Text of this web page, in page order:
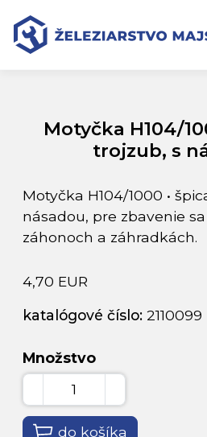
Preskočiť na obsah
Preskočiť na hlavné menu
Úvodná stránka
Motyčka H104/1000 • špicatá-
Motyčka H104/
trojzub, s
Motyčka H104/1000 •
násadou, pre zbavenie
záhonoch a záhradkách.
4,70 EUR
katalógové číslo: 2110099
Množstvo
do košíka